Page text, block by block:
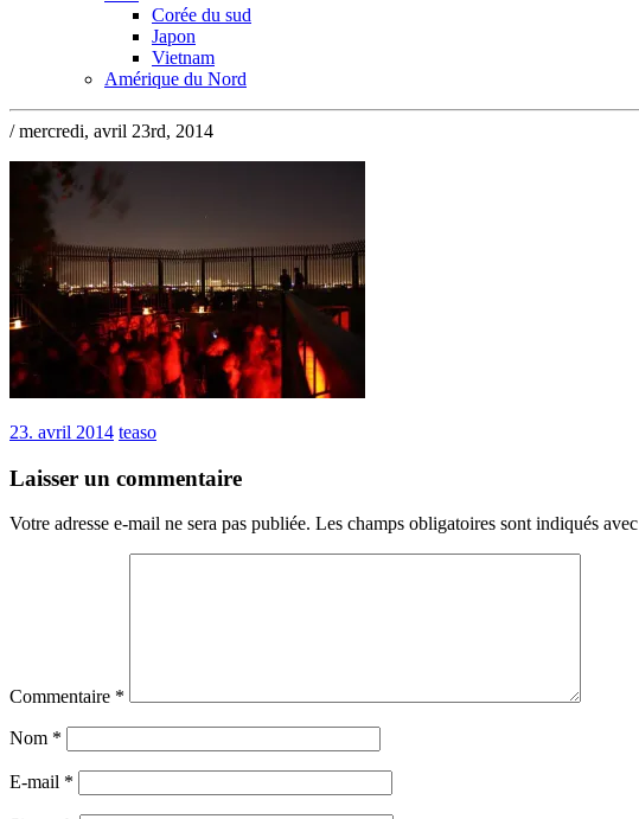
Corée du sud
Japon
Vietnam
Amérique du Nord
/ mercredi, avril 23rd, 2014
23. avril 2014 teaso
Laisser un commentaire
Votre adresse e-mail ne sera pas publiée. Les champs obligatoires sont indiqués avec
Commentaire *
Nom *
E-mail *